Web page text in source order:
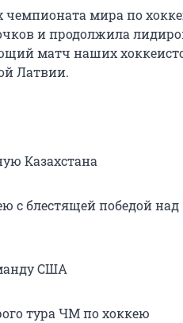
чемпионата мира по
и продолжила
матч наших
Латвии.
Казахстана
с блестящей победой над
США
тура ЧМ по хоккею